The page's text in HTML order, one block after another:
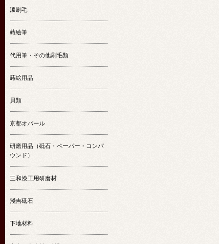
漆刷毛
蒔絵筆
代用筆・その他刷毛類
蒔絵用品
貝類
京都オパール
研磨用品（砥石・ペーパー・コンパ
ウンド）
三和漆工用研磨材
淺吉砥石
下地材料